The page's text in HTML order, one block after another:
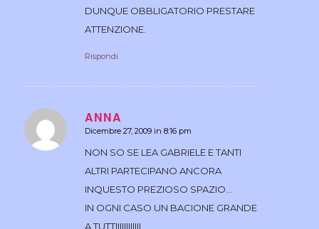
DUNQUE OBBLIGATORIO PRESTARE
ATTENZIONE.
Rispondi
ANNA
dice:
Dicembre 27, 2009 in 8:16 pm
NON SO SE LEA GABRIELE E TANTI
ALTRI PARTECIPANO ANCORA
INQUESTO PREZIOSO SPAZIO…
IN OGNI CASO UN BACIONE GRANDE
A TUTTIIIIIIIIIIII